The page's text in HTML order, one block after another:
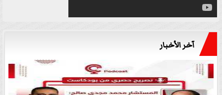
آخر الأخبار